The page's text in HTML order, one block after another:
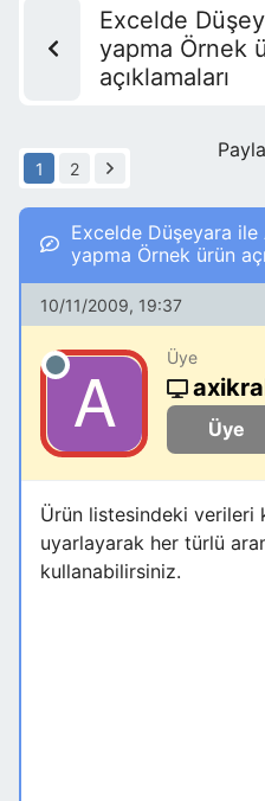
Excelde
yapma Örnek
açıklamaları
1 2
Excelde Düşeyara ile
yapma Örnek ürün
10/11/2009, 19:37
Üye
Üye
Ürün listesindeki verileri
uyarlayarak her türlü
kullanabilirsiniz.